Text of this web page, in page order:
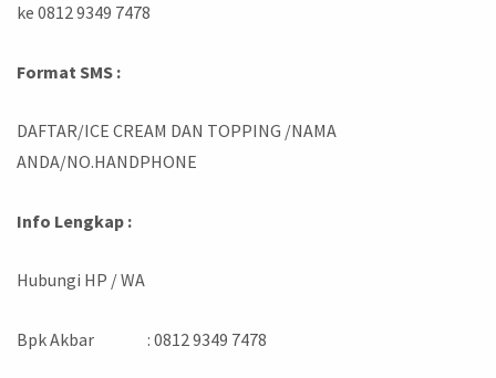
ke 0812 9349 7478
Format SMS :
DAFTAR/ICE CREAM DAN TOPPING /NAMA
ANDA/NO.HANDPHONE
Info Lengkap :
Hubungi HP / WA
Bpk Akbar : 0812 9349 7478